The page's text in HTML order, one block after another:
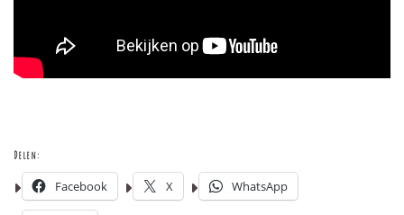
Delen:
Facebook X WhatsApp